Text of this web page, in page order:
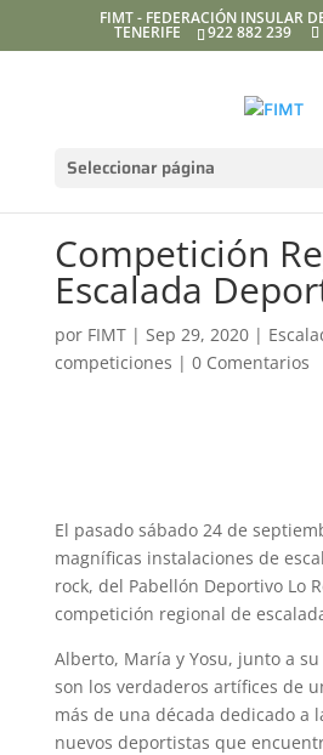
FIMT - FEDERACIÓN INSULAR
TENERIFE 922 882 239
Seleccionar página
Competición
Escalada
por FIMT| Sep 29, 2020|
competiciones | 0 Comentarios
El pasado sábado 24 de
magníficas instalaciones de
rock, del Pabellón Deportivo Lo
competición regional de
Alberto, María y Yosu, junto a
son los verdaderos artífices de
más de una década dedicado a
nuevos deportistas que